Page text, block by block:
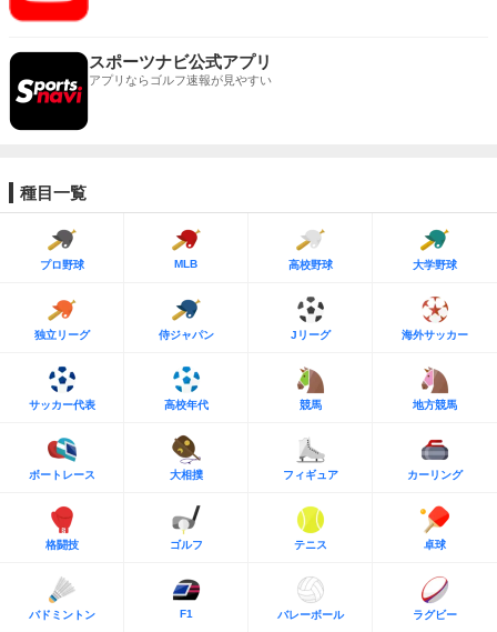
スポーツナビ公式アプリ
アプリならゴルフ速報が見やすい
種目一覧
プロ野球 MLB 高校野球 大学野球
独立リーグ 侍ジャパン Jリーグ 海外サッカー
サッカー代表 高校年代 競馬 地方競馬
ボートレース 大相撲 フィギュア カーリング
格闘技 ゴルフ テニス 卓球
バドミントン F1 バレーボール ラグビー